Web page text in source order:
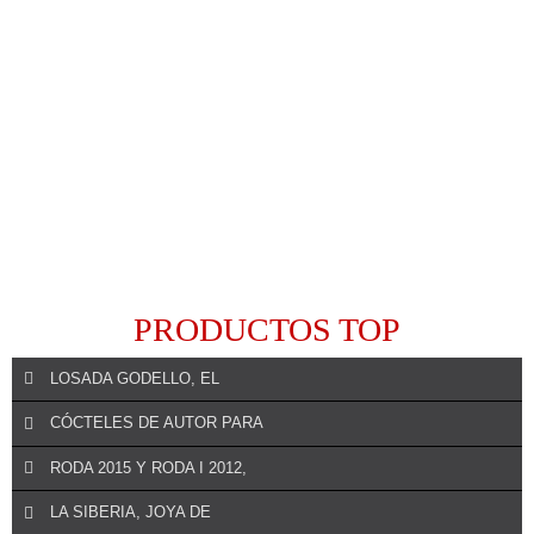
PRODUCTOS TOP
LOSADA GODELLO, EL
Losada Vinos de Finca sorprende con el lanzamiento de las nuevas
CÓCTELES DE AUTOR PARA
RODA 2015 Y RODA I 2012,
LA SIBERIA, JOYA DE